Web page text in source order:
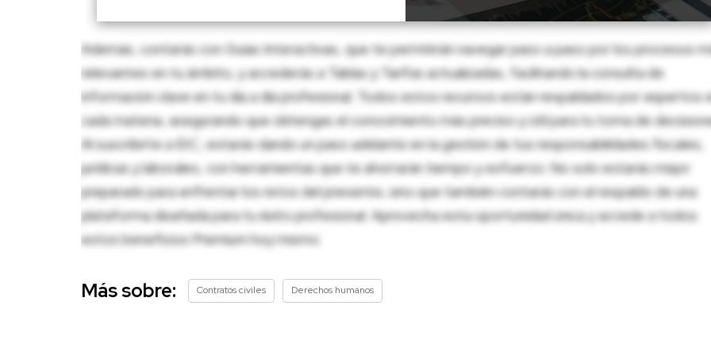
Además, contarás con Guías Interactivas, que te permitirán navegar paso a paso por los procesos
relevantes en tu ámbito, y accederás a Tablas y Tarifas actualizadas, facilitando la consulta de
información clave en tu día a día profesional. Todos estos recursos están respaldados por expertos
cada materia, asegurando que obtengas el conocimiento más preciso y útil para tu toma de
Al suscribirte a IDC, estarás dando un paso adelante en la gestión de tus responsabilidades fiscales,
jurídicas y laborales, con herramientas que te ahorrarán tiempo y esfuerzo. No solo estarás mejor
preparado para enfrentar los retos del presente, sino que también contarás con el respaldo de una
plataforma diseñada para tu éxito profesional. Aprovecha esta oportunidad única y accede a todos
estos beneficios Premium hoy mismo.
Más sobre: Contratos civiles Derechos humanos